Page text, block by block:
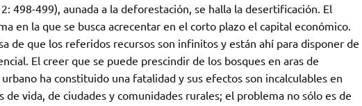
498-499), aunada a la deforestación, se halla la desertificación. El
en la que se busca acrecentar en el corto plazo el capital económico.
de que los referidos recursos son infinitos y están ahí para disponer de
El creer que se puede prescindir de los bosques en aras de
ha constituido una fatalidad y sus efectos son incalculables en
vida, de ciudades y comunidades rurales; el problema no sólo es de